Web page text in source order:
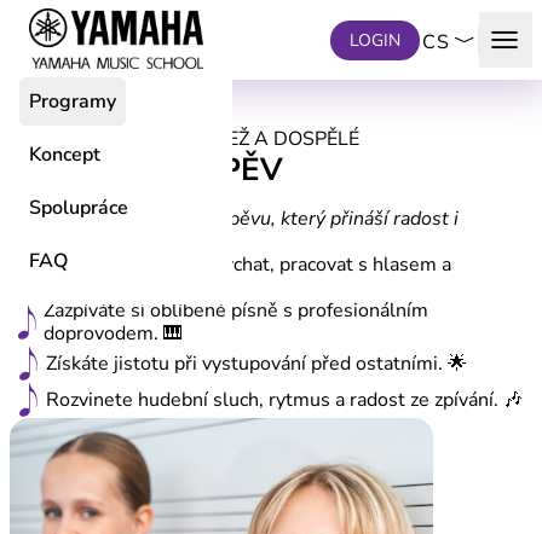
Přeskočit na hlavní obsah
Programy
Koncept
Spolupráce
FAQ
LOGIN CS menu
PROGRAMY PRO MLÁDEŽ A DOSPĚLÉ
POPULÁRNÍ ZPĚV
od 6 let
Objevte svůj hlas – kurz zpěvu, který přináší radost i
Naučíte se správně dýchat, pracovat s hlasem a
Zazpíváte si oblíbené písně s profesionálním
doprovodem. 🎹
Získáte jistotu při vystupování před ostatními. 🌟
Rozvinete hudební sluch, rytmus a radost ze zpívání. 🎶